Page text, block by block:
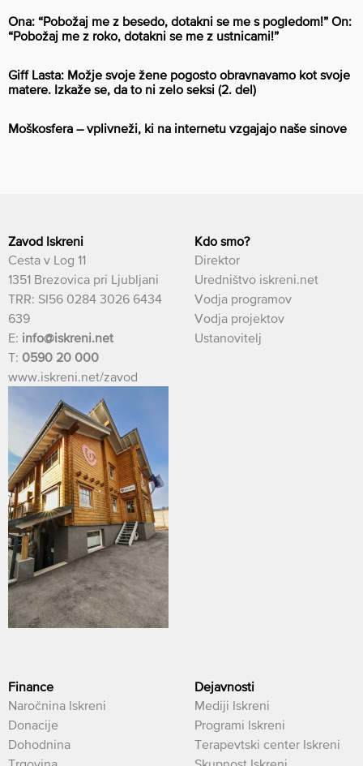
Ona: “Pobožaj me z besedo, dotakni se me s pogledom!” On:
“Pobožaj me z roko, dotakni se me z ustnicami!”
Giff Lasta: Možje svoje žene pogosto obravnavamo kot svoje
matere. Izkaže se, da to ni zelo seksi (2. del)
Moškosfera – vplivneži, ki na internetu vzgajajo naše sinove
Zavod Iskreni
Cesta v Log 11
1351 Brezovica pri Ljubljani
TRR: SI56 0284 3026 6434
639
E: info@iskreni.net
T: 0590 20 000
www.iskreni.net/zavod
Kdo smo?
Direktor
Uredništvo iskreni.net
Vodja programov
Vodja projektov
Ustanovitelj
Finance
Naročnina Iskreni
Donacije
Dohodnina
Dejavnosti
Mediji Iskreni
Programi Iskreni
Terapevtski center Iskreni